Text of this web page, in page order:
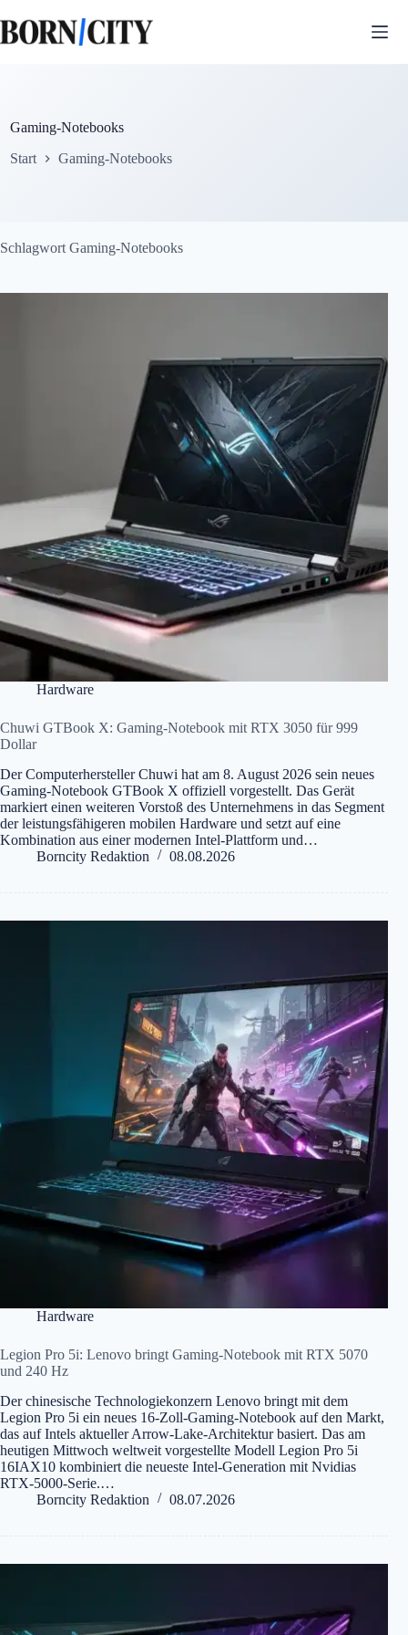
Inhalt
springen
Gaming-Notebooks
Start Gaming-Notebooks
Schlagwort Gaming-Notebooks
Hardware
Chuwi GTBook X: Gaming-Notebook mit RTX 3050 für 999
Dollar
Der Computerhersteller Chuwi hat am 8. August 2026 sein neues
Gaming-Notebook GTBook X offiziell vorgestellt. Das Gerät
markiert einen weiteren Vorstoß des Unternehmens in das Segment
der leistungsfähigeren mobilen Hardware und setzt auf eine
Kombination aus einer modernen Intel-Plattform und…
Borncity Redaktion
08.08.2026
Hardware
Legion Pro 5i: Lenovo bringt Gaming-Notebook mit RTX 5070
und 240 Hz
Der chinesische Technologiekonzern Lenovo bringt mit dem
Legion Pro 5i ein neues 16-Zoll-Gaming-Notebook auf den Markt,
das auf Intels aktueller Arrow-Lake-Architektur basiert. Das am
heutigen Mittwoch weltweit vorgestellte Modell Legion Pro 5i
16IAX10 kombiniert die neueste Intel-Generation mit Nvidias
RTX-5000-Serie.…
Borncity Redaktion
08.07.2026